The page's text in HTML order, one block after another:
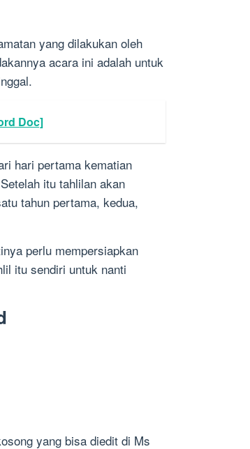
yang dilakukan oleh
acara ini adalah untuk
Doc]
hari pertama kematian
itu tahlilan akan
tahun pertama, kedua,
perlu mempersiapkan
itu sendiri untuk nanti
yang bisa diedit di Ms